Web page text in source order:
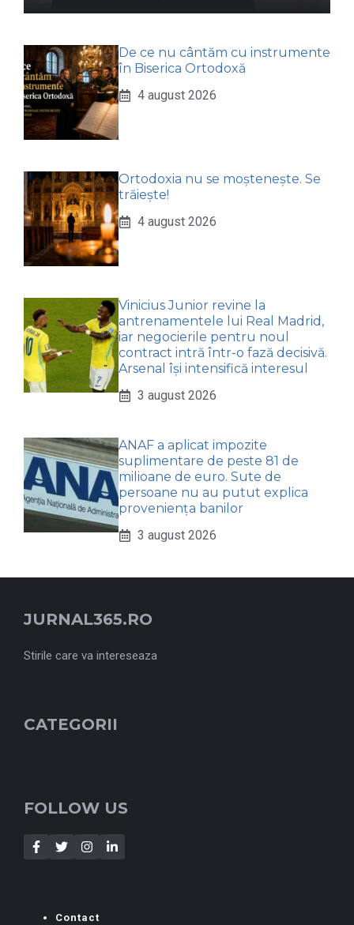
De ce nu cântăm cu instrumente
în Biserica Ortodoxă
4 august 2026
Ortodoxia nu se moștenește. Se
trăiește!
4 august 2026
Vinicius Junior revine la
antrenamentele lui Real Madrid,
iar negocierile pentru noul
contract intră într-o fază decisivă.
Arsenal își intensifică interesul
3 august 2026
ANAF a aplicat impozite
suplimentare de peste 81 de
milioane de euro. Sute de
persoane nu au putut explica
proveniența banilor
3 august 2026
JURNAL365.RO
Stirile care va intereseaza
CATEGORII
FOLLOW US
Contact